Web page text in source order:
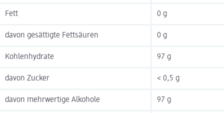
Fett 0 g
davon gesättigte Fettsäuren 0 g
Kohlenhydrate 97 g
davon Zucker < 0,5 g
davon mehrwertige Alkohole 97 g